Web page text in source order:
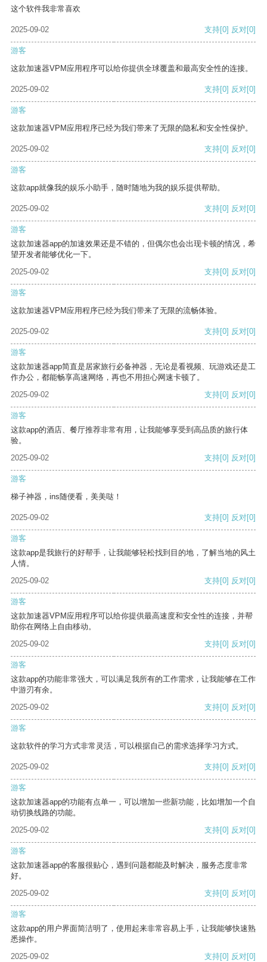
这个软件我非常喜欢
2025-09-02 支持[0] 反对[0]
游客
这款加速器VPM应用程序可以给你提供全球覆盖和最高安全性的连接。
2025-09-02 支持[0] 反对[0]
游客
这款加速器VPM应用程序已经为我们带来了无限的隐私和安全性保护。
2025-09-02 支持[0] 反对[0]
游客
这款app就像我的娱乐小助手，随时随地为我的娱乐提供帮助。
2025-09-02 支持[0] 反对[0]
游客
这款加速器app的加速效果还是不错的，但偶尔也会出现卡顿的情况，希
望开发者能够优化一下。
2025-09-02
支持[0] 反对[0]
游客
这款加速器VPM应用程序已经为我们带来了无限的流畅体验。
2025-09-02 支持[0] 反对[0]
游客
这款加速器app简直是居家旅行必备神器，无论是看视频、玩游戏还是工
作办公，都能畅享高速网络，再也不用担心网速卡顿了。
2025-09-02
支持[0] 反对[0]
游客
这款app的酒店、餐厅推荐非常有用，让我能够享受到高品质的旅行体
验。
2025-09-02
支持[0] 反对[0]
游客
梯子神器，ins随便看，美美哒！
2025-09-02 支持[0] 反对[0]
游客
这款app是我旅行的好帮手，让我能够轻松找到目的地，了解当地的风土
人情。
2025-09-02
支持[0] 反对[0]
游客
这款加速器VPM应用程序可以给你提供最高速度和安全性的连接，并帮
助你在网络上自由移动。
2025-09-02
支持[0] 反对[0]
游客
这款app的功能非常强大，可以满足我所有的工作需求，让我能够在工作
中游刃有余。
2025-09-02
支持[0] 反对[0]
游客
这款软件的学习方式非常灵活，可以根据自己的需求选择学习方式。
2025-09-02 支持[0] 反对[0]
游客
这款加速器app的功能有点单一，可以增加一些新功能，比如增加一个自
动切换线路的功能。
2025-09-02
支持[0] 反对[0]
游客
这款加速器app的客服很贴心，遇到问题都能及时解决，服务态度非常
好。
2025-09-02
支持[0] 反对[0]
游客
这款app的用户界面简洁明了，使用起来非常容易上手，让我能够快速熟
悉操作。
2025-09-02
支持[0] 反对[0]